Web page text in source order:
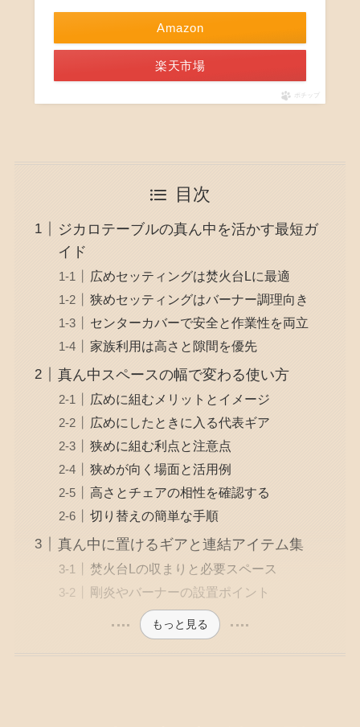
Amazon
楽天市場
ポチップ
目次
ジカロテーブルの真ん中を活かす最短ガ
イド
広めセッティングは焚火台Lに最適
狭めセッティングはバーナー調理向き
センターカバーで安全と作業性を両立
家族利用は高さと隙間を優先
真ん中スペースの幅で変わる使い方
広めに組むメリットとイメージ
広めにしたときに入る代表ギア
狭めに組む利点と注意点
狭めが向く場面と活用例
高さとチェアの相性を確認する
切り替えの簡単な手順
真ん中に置けるギアと連結アイテム集
焚火台Lの収まりと必要スペース
剛炎やバーナーの設置ポイント
もっと見る